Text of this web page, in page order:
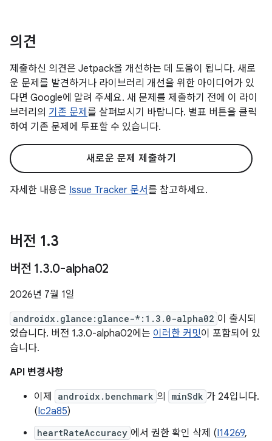
의견
제출하신 의견은 Jetpack을 개선하는 데 도움이 됩니다. 새로
운 문제를 발견하거나 라이브러리 개선을 위한 아이디어가 있
다면 Google에 알려 주세요. 새 문제를 제출하기 전에 이 라이
브러리의 기존 문제 를 살펴보시기 바랍니다. 별표 버튼을 클릭
하여 기존 문제에 투표할 수 있습니다.
새로운 문제 제출하기
자세한 내용은 Issue Tracker 문서를 참고하세요.
버전 1.3
버전 1.3.0-alpha02
2026년 7월 1일
androidx.glance:glance-*:1.3.0-alpha02 이 출시되
었습니다. 버전 1.3.0-alpha02에는 이러한 커밋이 포함되어 있
습니다.
API 변경사항
이제
androidx.benchmark 의 minSdk 가 24입니다.
(Ic2a85)
heartRateAccuracy 에서 권한 확인 삭제 (I14269,